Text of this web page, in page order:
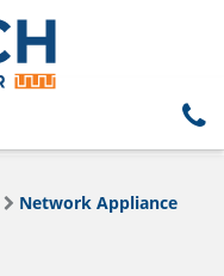
Network Appliance